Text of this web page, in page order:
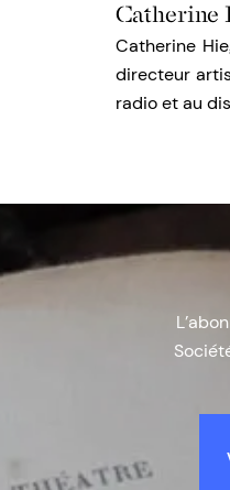
Catherine
Catherine
directeur
radio et au